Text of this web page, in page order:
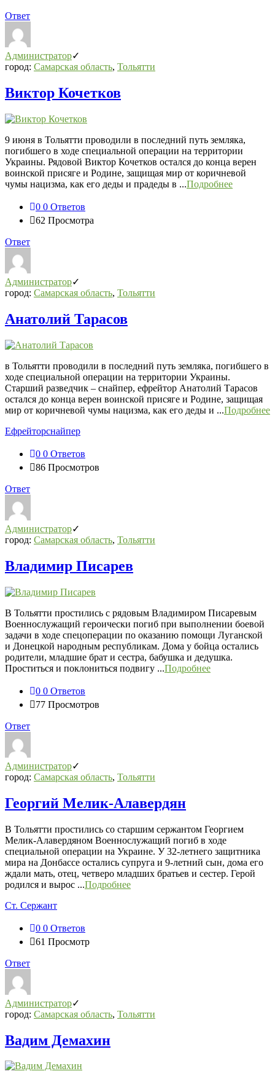
Ответ
Администратор
город: Самарская область, Тольятти
Виктор Кочетков
9 июня в Тольятти проводили в последний путь земляка,
погибшего в ходе специальной операции на территории
Украины. Рядовой Виктор Кочетков остался до конца верен
воинской присяге и Родине, защищая мир от коричневой
чумы нацизма, как его деды и прадеды в ...Подробнее
0 0 Ответов
62 Просмотра
Ответ
Администратор
город: Самарская область, Тольятти
Анатолий Тарасов
в Тольятти проводили в последний путь земляка, погибшего в
ходе специальной операции на территории Украины.
Старший разведчик – снайпер, ефрейтор Анатолий Тарасов
остался до конца верен воинской присяге и Родине, защищая
мир от коричневой чумы нацизма, как его деды и ...Подробнее
Ефрейторснайпер
0 0 Ответов
86 Просмотров
Ответ
Администратор
город: Самарская область, Тольятти
Владимир Писарев
В Тольятти простились с рядовым Владимиром Писаревым
Военнослужащий героически погиб при выполнении боевой
задачи в ходе спецоперации по оказанию помощи Луганской
и Донецкой народным республикам. Дома у бойца остались
родители, младшие брат и сестра, бабушка и дедушка.
Проститься и поклониться подвигу ...Подробнее
0 0 Ответов
77 Просмотров
Ответ
Администратор
город: Самарская область, Тольятти
Георгий Мелик-Алавердян
В Тольятти простились со старшим сержантом Георгием
Мелик-Алавердяном Военнослужащий погиб в ходе
специальной операции на Украине. У 32-летнего защитника
мира на Донбассе остались супруга и 9-летний сын, дома его
ждали мать, отец, четверо младших братьев и сестер. Герой
родился и вырос ...Подробнее
Ст. Сержант
0 0 Ответов
61 Просмотр
Ответ
Администратор
город: Самарская область, Тольятти
Вадим Демахин